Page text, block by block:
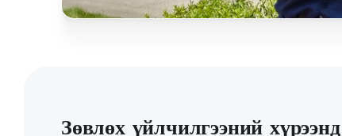
Зөвлөх үйлчилгээний